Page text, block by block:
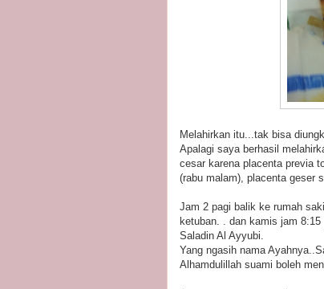
Melahirkan itu...tak bisa
Apalagi saya berhasil
cesar karena placenta previa
(rabu malam), placenta geser
Jam 2 pagi balik ke rumah
ketuban. . dan kamis jam
Saladin Al Ayyubi.
Yang ngasih nama
Alhamdulillah suami boleh